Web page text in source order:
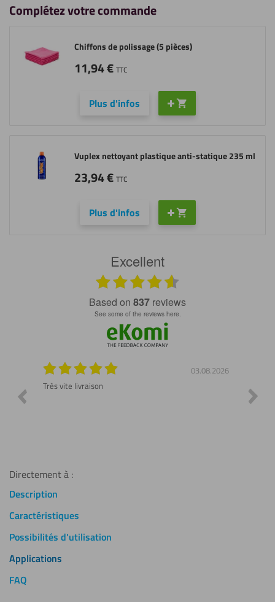
Complétez votre commande
Plus d'infos
Chiffons de polissage (5 pièces)
11,94€ TTC
Plus d'infos
Vuplex nettoyant plastique anti-statique 235 ml
23,94€ TTC
Excellent
based on 837 reviews
see some of the reviews here.
03.08.2026
Très vite livraison
Top !
Directement à :
Description
Caractéristiques
Possibilités d'utilisation
Applications
FAQ